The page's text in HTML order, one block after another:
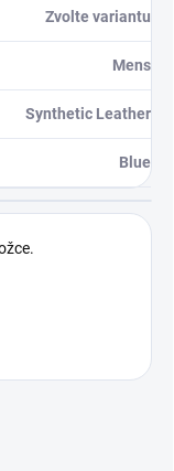
Zvolte variantu
Mens
Synthetic Leather
Blue